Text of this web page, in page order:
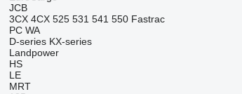
JCB
3CX 4CX 525 531 541 550 Fastrac
PC WA
D-series KX-series
Landpower
HS
LE
MRT